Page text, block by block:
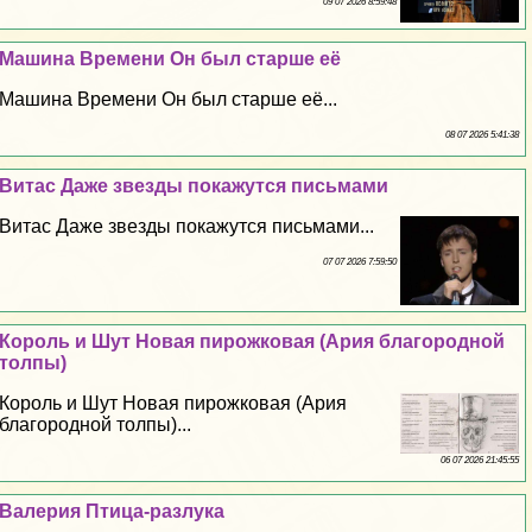
Машина Времени Он был старше её
Машина Времени Он был старше её...
08 07 2026 5:41:38
Витас Даже звезды покажутся письмами
Витас Даже звезды покажутся письмами...
07 07 2026 7:59:50
Король и Шут Новая пирожковая (Ария благородной
толпы)
Король и Шут Новая пирожковая (Ария
благородной толпы)...
06 07 2026 21:45:55
Валерия Птица-разлука